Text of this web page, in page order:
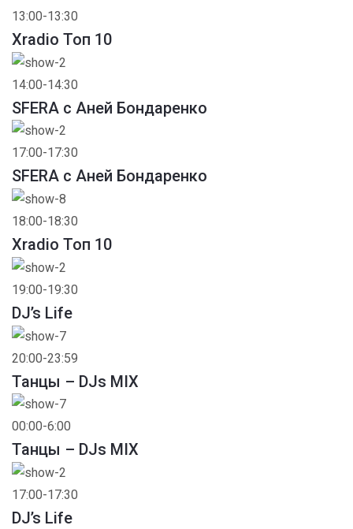
13:00-13:30
Xradio Топ 10
14:00-14:30
SFERA с Аней Бондаренко
17:00-17:30
SFERA с Аней Бондаренко
18:00-18:30
Xradio Топ 10
19:00-19:30
DJ’s Life
20:00-23:59
Танцы – DJs MIX
00:00-6:00
Танцы – DJs MIX
17:00-17:30
DJ’s Life